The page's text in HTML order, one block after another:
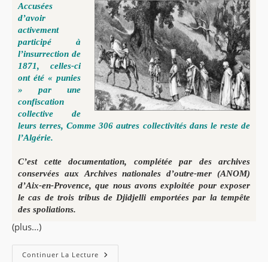
Accusées
d’avoir
activement
participé à
l’insurrection de
1871, celles-ci
ont été « punies
» par une
confiscation
collective de
leurs terres, Comme 306 autres collectivités dans le reste de
l’Algérie.
C’est cette documentation, complétée par des archives
conservées aux Archives nationales d’outre-mer (ANOM)
d’Aix-en-Provence, que nous avons exploitée pour exposer
le cas de trois tribus de Djidjelli emportées par la tempête
des spoliations.
(plus…)
Continuer La Lecture